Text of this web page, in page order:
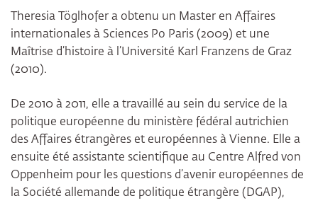
Theresia Töglhofer a obtenu un Master en Affaires
internationales à Sciences Po Paris (2009) et une
Maîtrise d’histoire à l’Université Karl Franzens de Graz
(2010).
De 2010 à 2011, elle a travaillé au sein du service de la
politique européenne du ministère fédéral autrichien
des Affaires étrangères et européennes à Vienne. Elle a
ensuite été assistante scientifique au Centre Alfred von
Oppenheim pour les questions d’avenir européennes de
la Société allemande de politique étrangère (DGAP),